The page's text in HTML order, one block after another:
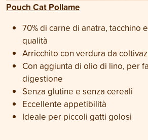
Pouch Cat Pollame
70% di carne di anatra, tacchino
qualità
Arricchito con verdura da
Con aggiunta di olio di lino, per
digestione
Senza glutine e senza cereali
Eccellente appetibilità
Ideale per piccoli gatti golosi